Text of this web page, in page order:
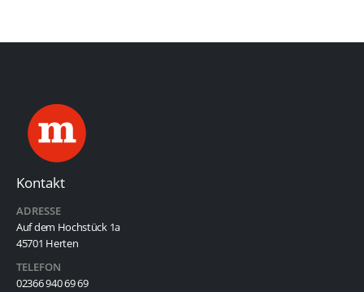
Kontakt
ADRESSE
Auf dem Hochstück 1a
45701 Herten
TELEFON
02366 940 69 69